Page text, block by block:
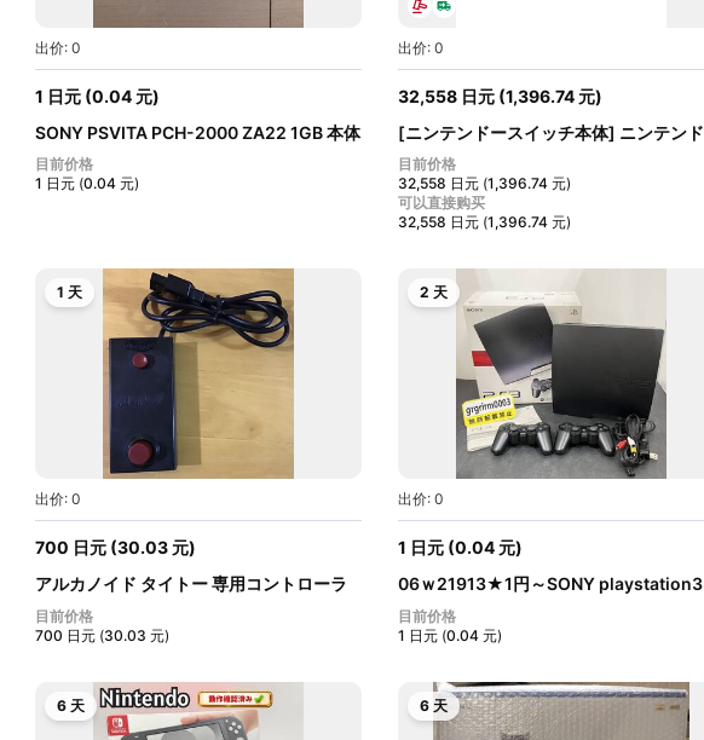
出价: 0
1 日元 (0.04 元)
SONY PSVITA PCH-2000 ZA22 1GB 本体
初期...
目前价格
1 日元 (0.04 元)
出价: 0
32,558 日元 (1,396.74 元)
[ニンテンドースイッチ本体] ニンテンド
ー...
目前价格
32,558 日元 (1,396.74 元)
可以直接购买
32,558 日元 (1,396.74 元)
1 天
出价: 0
700 日元 (30.03 元)
アルカノイド タイトー 専用コントローラ
ー...
目前价格
700 日元 (30.03 元)
2 天
出价: 0
1 日元 (0.04 元)
06ｗ21913★1円～SONY playstation3
120GB C...
目前价格
1 日元 (0.04 元)
6 天 6 天